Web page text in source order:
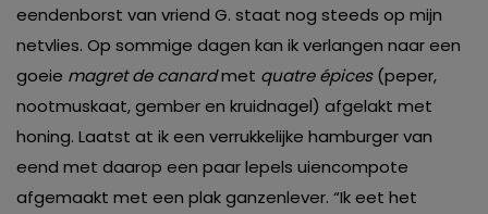
eendenborst van vriend G. staat nog steeds op mijn
netvlies. Op sommige dagen kan ik verlangen naar een
goeie magret de canardmet quatre épices(peper,
nootmuskaat, gember en kruidnagel) afgelakt met
honing. Laatst at ik een verrukkelijke hamburger van
eend met daarop een paar lepels uiencompote
afgemaakt met een plak ganzenlever. “Ik eet het